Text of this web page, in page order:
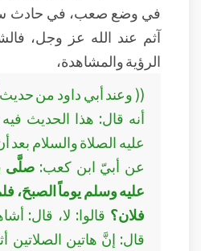
في وضع صعب، في حادث
آثم عند الله عز وجل،
الرؤية والمشاهدة،
(( وعند أبي داود من
أنه قال: هذا الحديث
عليه الصلاة والسلام
عن أبيّ ابن كعب: صلَّى
عليه وسلم يوماً الصبحَ،
فلان؟ قالوا: لا، قال:
قال: إنَّ هاتين